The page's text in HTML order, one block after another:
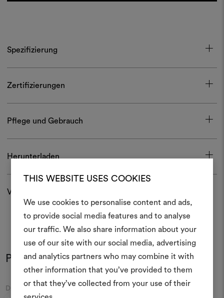
THIS WEBSITE USES COOKIES
We use cookies to personalise content and ads,
to provide social media features and to analyse
our traffic. We also share information about your
use of our site with our social media, advertising
and analytics partners who may combine it with
other information that you’ve provided to them
or that they’ve collected from your use of their
Spezifizierung
Zertifizierungen
Pflege und Gebrauch
Herunterladen
Versand und Rücksendungen
Produkt im Einsatz
Moodboard
DEDAR Moodboard
DEDAR
Ein
erstellen
Ein interaktives Tool, mit
Ideen zum Leben
anderen teilen können,